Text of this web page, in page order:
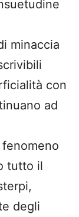
minaccia
con
ad
tutto il
degli